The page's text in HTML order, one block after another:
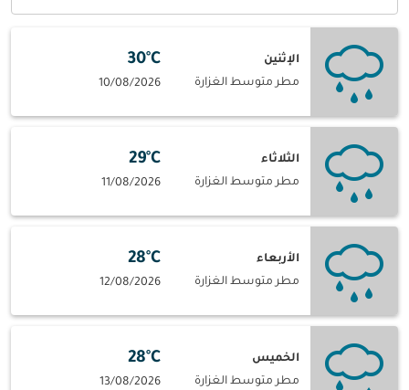
الإثنين
مطر متوسط الغزارة
30°C
10/08/2026
الثلاثاء
مطر متوسط الغزارة
29°C
11/08/2026
الأربعاء
مطر متوسط الغزارة
28°C
12/08/2026
الخميس
مطر متوسط الغزارة
28°C
13/08/2026